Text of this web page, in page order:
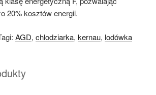
20% kosztów energii.
AGD, chlodziarka, kernau, lodówka